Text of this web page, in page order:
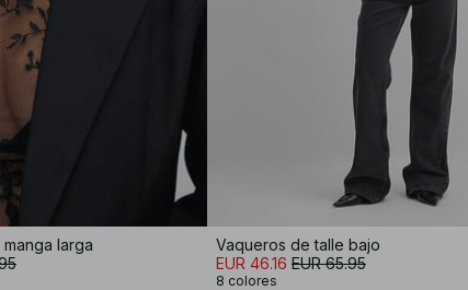
larga
Vaqueros de talle bajo
EUR 46.16 EUR 65.95
8 colores